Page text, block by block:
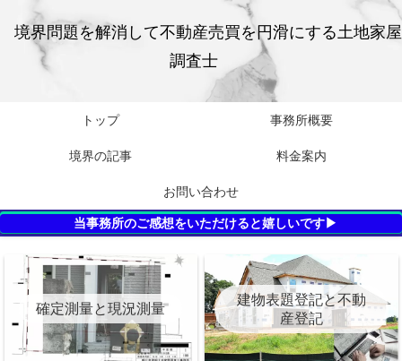
境界問題を解消して不動産売買を円滑にする土地家屋
調査士
トップ 事務所概要
境界の記事 料金案内
お問い合わせ
当事務所のご感想をいただけると嬉しいです▶
確定測量と現況測量
建物表題登記と不動
産登記